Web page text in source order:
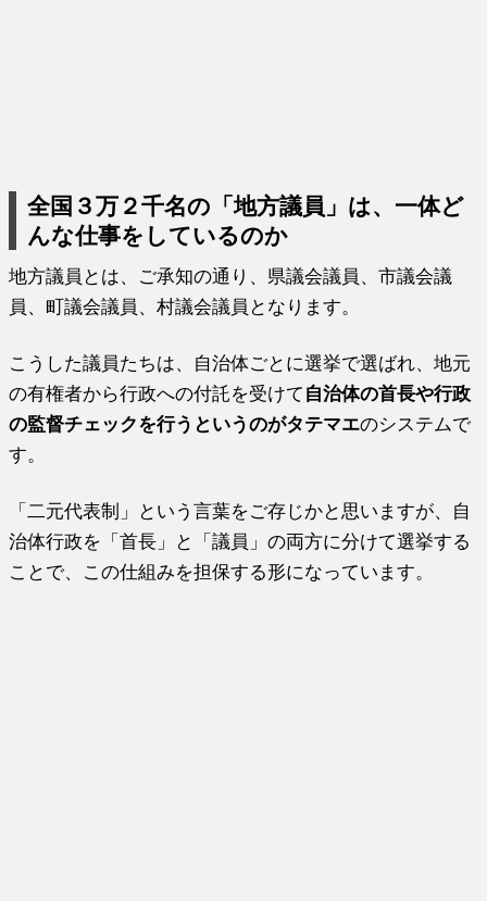
全国３万２千名の「地方議員」は、一体ど
んな仕事をしているのか
地方議員とは、ご承知の通り、県議会議員、市議会議
員、町議会議員、村議会議員となります。
こうした議員たちは、自治体ごとに選挙で選ばれ、地元
の有権者から行政への付託を受けて 自治体の首長や行政
の監督チェックを行うというのがタテマエのシステムで
す。
「二元代表制」という言葉をご存じかと思いますが、自
治体行政を「首長」と「議員」の両方に分けて選挙する
ことで、この仕組みを担保する形になっています。